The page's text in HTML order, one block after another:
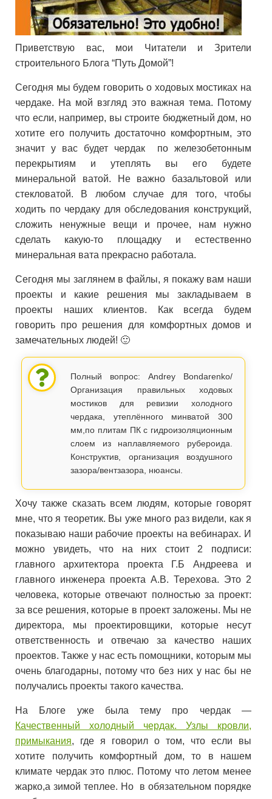
Приветствую вас, мои Читатели и Зрители
строительного Блога “Путь Домой”!
Сегодня мы будем говорить о ходовых мостиках на
чердаке. На мой взгляд это важная тема. Потому
что если, например, вы строите бюджетный дом, но
хотите его получить достаточно комфортным, это
значит у вас будет чердак по железобетонным
перекрытиям и утеплять вы его будете
минеральной ватой. Не важно базальтовой или
стекловатой. В любом случае для того, чтобы
ходить по чердаку для обследования конструкций,
сложить ненужные вещи и прочее, нам нужно
сделать какую-то площадку и естественно
минеральная вата прекрасно работала.
Сегодня мы заглянем в файлы, я покажу вам наши
проекты и какие решения мы закладываем в
проекты наших клиентов. Как всегда будем
говорить про решения для комфортных домов и
замечательных людей! 🙂
Полный вопрос: Andrey Bondarenko/
Организация правильных ходовых
мостиков для ревизии холодного
чердака, утеплённого минватой 300
мм,по плитам ПК с гидроизоляционным
слоем из наплавляемого рубероида.
Конструктив, организация воздушного
зазора/вентзазора, нюансы.
Хочу также сказать всем людям, которые говорят
мне, что я теоретик. Вы уже много раз видели, как я
показываю наши рабочие проекты на вебинарах. И
можно увидеть, что на них стоит 2 подписи:
главного архитектора проекта Г.Б Андреева и
главного инженера проекта А.В. Терехова. Это 2
человека, которые отвечают полностью за проект:
за все решения, которые в проект заложены. Мы не
директора, мы проектировщики, которые несут
ответственность и отвечаю за качество наших
проектов. Также у нас есть помощники, которым мы
очень благодарны, потому что без них у нас бы не
получались проекты такого качества.
На Блоге уже была тему про чердак —
Качественный холодный чердак. Узлы кровли,
примыкания, где я говорил о том, что если вы
хотите получить комфортный дом, то в нашем
климате чердак это плюс. Потому что летом менее
жарко,а зимой теплее. Но в обязательном порядке